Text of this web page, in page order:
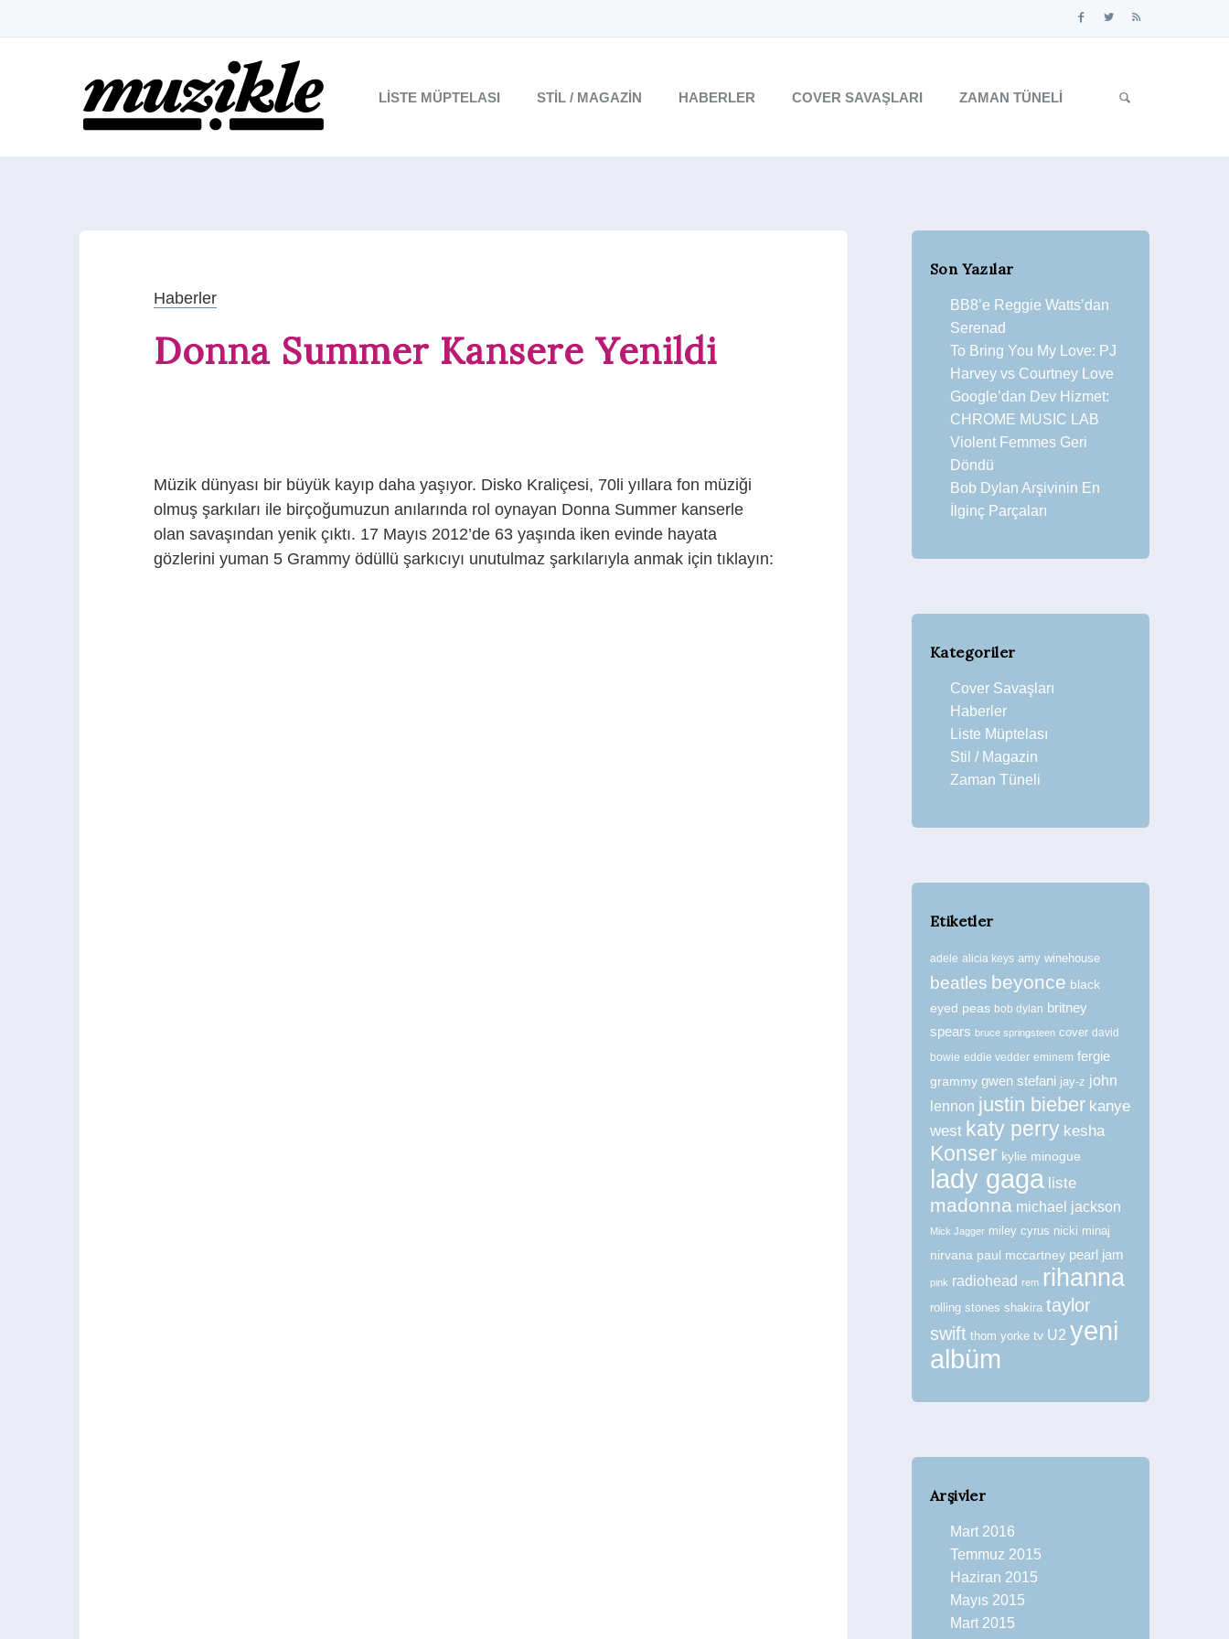
LISTE MÜPTELASI STIL / MAGAZIN HABERLER COVER SAVAŞLARI ZAMAN TÜNELI
Haberler
Donna Summer Kansere Yenildi
Müzik dünyası bir büyük kayıp daha yaşıyor. Disko Kraliçesi, 70li yıllara fon müziği
olmuş şarkıları ile birçoğumuzun anılarında rol oynayan Donna Summer kanserle
olan savaşından yenik çıktı. 17 Mayıs 2012’de 63 yaşında iken evinde hayata
gözlerini yuman 5 Grammy ödüllü şarkıcıyı unutulmaz şarkılarıyla anmak için tıklayın:
Son Yazılar
BB8’e Reggie Watts’dan
Serenad
To Bring You My Love: PJ
Harvey vs Courtney Love
Google’dan Dev Hizmet:
CHROME MUSIC LAB
Violent Femmes Geri
Döndü
Bob Dylan Arşivinin En
İlginç Parçaları
Kategoriler
Cover Savaşları
Haberler
Liste Müptelası
Stil / Magazin
Zaman Tüneli
Etiketler
adele alicia keys amy winehouse
beatles beyonce black
eyed peas bob dylan britney
spears bruce springsteen cover david
bowie eddie vedder eminem fergie
grammy gwen stefani jay-z john
lennon justin bieber kanye
west katy perry kesha
Konser kylie minogue
lady gaga liste
madonna michael jackson
Mick Jagger miley cyrus nicki minaj
nirvana paul mccartney pearl jam
pink radiohead rem rihanna
rolling stones shakira taylor
swift thom yorke tv U2 yeni
albüm
Arşivler
Mart 2016
Temmuz 2015
Haziran 2015
Mayıs 2015
Mart 2015